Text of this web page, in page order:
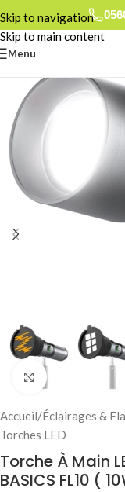
Skip to navigation
Skip to main content
Menu
Click to enlarge
Accueil/Éclairages &
Torches LED
Torche À Main
BASICS FL10 (